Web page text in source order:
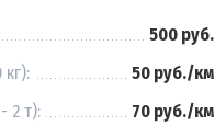
500 руб.
50 руб./км
2 т):
70 руб./км